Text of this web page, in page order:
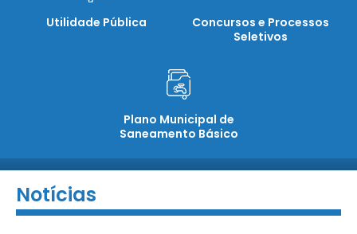
Utilidade Pública
Concursos e Processos
Seletivos
Plano Municipal de
Saneamento Básico
Notícias